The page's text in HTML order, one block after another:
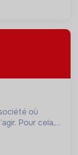
où
Pour cela,
lieux
à tous.